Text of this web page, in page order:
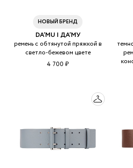
НОВЫЙ БРЕНД
DA’MU | ДА’МУ
ремень с обтянутой пряжкой в
светло-бежевом цвете
4 700 ₽